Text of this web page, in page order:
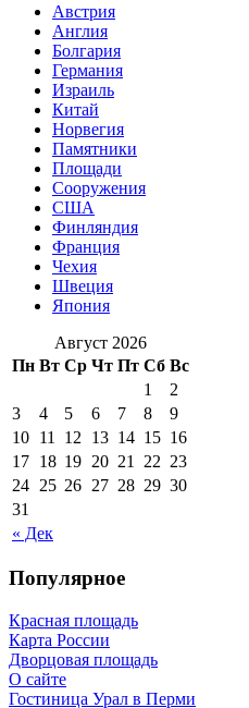
Австрия
Англия
Болгария
Германия
Израиль
Китай
Норвегия
Памятники
Площади
Сооружения
США
Финляндия
Франция
Чехия
Швеция
Япония
Август 2026
Пн Вт Ср Чт Пт Сб Вс
« Дек
1
2
3
4 5 6 7 8
9
10 11 12 13 14 15 16
17 18 19 20 21 22 23
24 25 26 27 28 29 30
31
Популярное
Красная площадь
Карта России
Дворцовая площадь
О сайте
Гостиница Урал в Перми